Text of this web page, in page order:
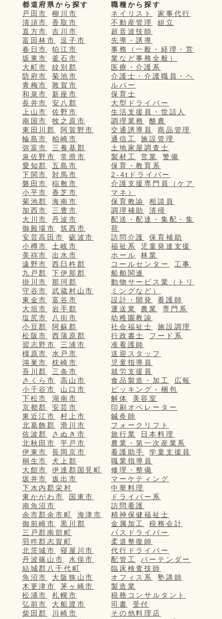
都道府県から探す
戸田市
柳川市
清須市
香取市
直方市
吉川市
富田林市
逗子市
春日市
狛江市
坂東市
釜石市
大町市
紋別郡
防府市
菊池市
青梅市
敦賀市
和泉市
新座市
長井市
安八郡
上山市
佐野市
南国市
牧之原市
東田川郡
阿賀野市
輪島市
柏崎市
弥富市
三養基郡
泉佐野市
常滑市
愛知郡
五島市
下関市
対馬市
磐田市
稲敷市
小平市
香芝市
菊池郡
海南市
加西市
三豊市
大川市
丹波市
御殿場市
筑西市
安芸高田市
砺波市
小樽市
土岐市
美祢市
出水市
遠野市
西臼杵郡
九戸郡
下伊那郡
掛川市
那珂郡
守谷市
武蔵村山市
東金市
富谷市
大垣市
岩手郡
塩尻市
八街市
小豆郡
阿蘇郡
松阪市
西蒲原郡
習志野市
三浦市
橿原市
水戸市
鴻巣市
枕崎市
吾川郡
三条市
さくら市
高山市
小千谷市
山口市
下松市
湖南市
京都郡
安芸市
東近江市
村上市
北葛飾郡
滑川市
佐波郡
さぬき市
北秋田市
平戸市
伊東市
長岡京市
桐生市
犬上郡
大館市
伊達郡国見町
坂井市
坂出市
下水内郡栄村
東かがわ市
国東市
南魚沼市
余市郡余市町
海津市
御前崎市
黒川郡
三戸郡南部町
羽咋郡志賀町
北茨城市
寝屋川市
丹波篠山市
水俣市
結城郡八千代町
魚沼市
大阪狭山市
木更津市
茅ヶ崎市
松浦市
札幌市
弘前市
大船渡市
柴田郡
川崎市
職種から探す
ネイリスト
家事代行
不動産管理
組立
超音波技師
先導・誘導
事務（一般・経理・営
業など事務全般）
医療・介護系
介護士・介護職員・ヘ
ルパー
保育士
大型ドライバー
生活支援員・世話人
調理業務
酪農
交通誘導員
商品管理
通信工
施設管理
土地家屋調査士
製材工
営業
警備
保育・教育系
2-4tドライバー
介護支援専門員（ケア
マネ）
保育教諭
相談員
調理補助
清掃
配送・配達・集配・集
荷
訪問介護
保育補助
福祉系
児童発達支援
ホール
林業
コールセンター
工事
船舶関連
動物サービス業（トリ
ミングなど）
設計・開発
看護師
運送業
農業
専門系
幼稚園教諭
社会福祉士
施設調理
行政書士
フード系
准看護師
送迎スタッフ
児童指導員
就労支援員
食品製造・加工
広報
ピッキング・梱包
解体
美容室
印刷オペレーター
鍼灸師
フォークリフト
旅行業
日本料理
農業・第一次産業系
看護助手
学童支援員
職業指導員
修理・整備
マーケティング
中華料理
ドライバー系
訪問看護
精神保健福祉士
金属加工
税務会計
バスドライバー
柔道整復師
代行ドライバー
配管工
バーテンダー
臨床検査技師
オフィス系
塾講師
製造業
税務コンサルタント
司書
受付
その他料理店